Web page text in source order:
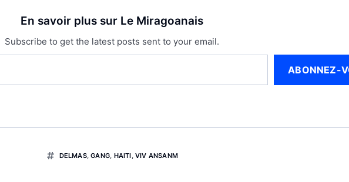
En savoir plus sur Le Miragoanais
Subscribe to get the latest posts sent to your email.
ABONNEZ-
DELMAS,GANG, HAITI, VIV ANSANM